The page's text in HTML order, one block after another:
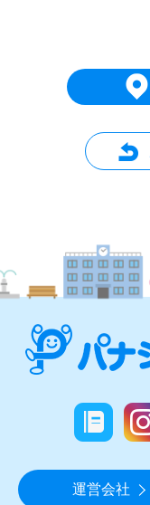
運営会社